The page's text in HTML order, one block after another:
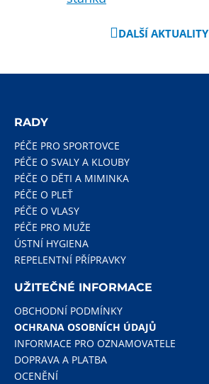
DALŠÍ AKTUALITY
RADY
PÉČE PRO SPORTOVCE
PÉČE O SVALY A KLOUBY
PÉČE O DĚTI A MIMINKA
PÉČE O PLEŤ
PÉČE O VLASY
PÉČE PRO MUŽE
ÚSTNÍ HYGIENA
REPELENTNÍ PŘÍPRAVKY
UŽITEČNÉ INFORMACE
OBCHODNÍ PODMÍNKY
OCHRANA OSOBNÍCH ÚDAJŮ
INFORMACE PRO OZNAMOVATELE
DOPRAVA A PLATBA
OCENĚNÍ